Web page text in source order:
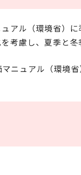
アル（環境省）に
考慮し、夏季と冬
ニュアル（環境省